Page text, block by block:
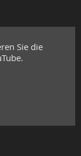
Sie die